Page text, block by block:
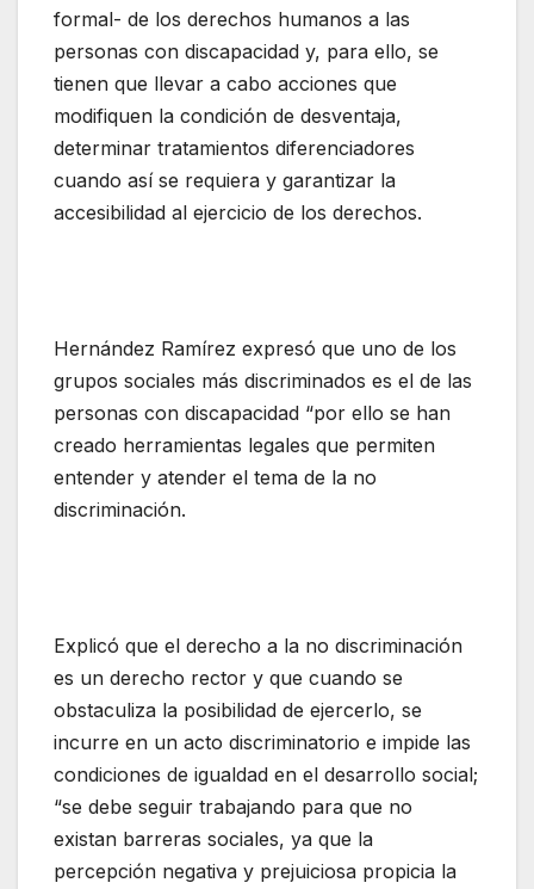
formal- de los derechos humanos a las
personas con discapacidad y, para ello, se
tienen que llevar a cabo acciones que
modifiquen la condición de desventaja,
determinar tratamientos diferenciadores
cuando así se requiera y garantizar la
accesibilidad al ejercicio de los derechos.
Hernández Ramírez expresó que uno de los
grupos sociales más discriminados es el de las
personas con discapacidad “por ello se han
creado herramientas legales que permiten
entender y atender el tema de la no
discriminación.
Explicó que el derecho a la no discriminación
es un derecho rector y que cuando se
obstaculiza la posibilidad de ejercerlo, se
incurre en un acto discriminatorio e impide las
condiciones de igualdad en el desarrollo social;
“se debe seguir trabajando para que no
existan barreras sociales, ya que la
percepción negativa y prejuiciosa propicia la